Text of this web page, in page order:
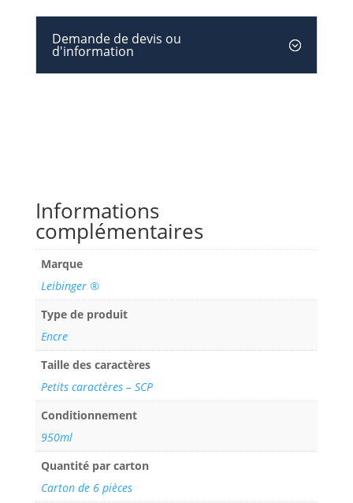
Demande de devis ou
d'information
Informations
complémentaires
Marque
Leibinger ®
Type de produit
Encre
Taille des caractères
Petits caractères – SCP
Conditionnement
950ml
Quantité par carton
Carton de 6 pièces